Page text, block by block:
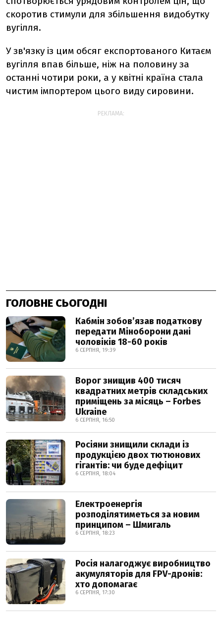
скоротив стимули для збільшення видобутку
вугілля.
У зв'язку із цим обсяг експортованого Китаєм
вугілля впав більше, ніж на половину за
останні чотири роки, а у квітні країна стала
чистим імпортером цього виду сировини.
РЕКЛАМА:
ГОЛОВНЕ СЬОГОДНІ
Кабмін зобовʼязав податкову
передати Міноборони дані
чоловіків 18-60 років
6 СЕРПНЯ, 19:39
Ворог знищив 400 тисяч
квадратних метрів складських
приміщень за місяць – Forbes
Ukraine
6 СЕРПНЯ, 16:50
Росіяни знищили склади із
продукцією двох тютюнових
гігантів: чи буде дефіцит
6 СЕРПНЯ, 18:04
Електроенергія
розподілятиметься за новим
принципом – Шмигаль
6 СЕРПНЯ, 18:23
Росія налагоджує виробництво
акумуляторів для FPV-дронів:
хто допомагає
6 СЕРПНЯ, 17:30